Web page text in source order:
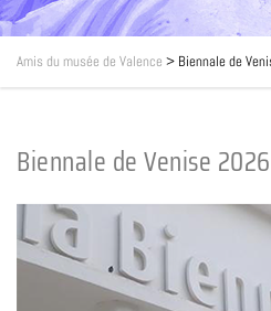
Amis du musée de Valence > Biennale de
Biennale de Venise 2026